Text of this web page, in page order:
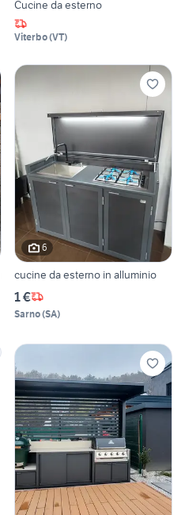
Cucine da esterno
Viterbo(VT)
6
cucine da esterno in alluminio
1 €
Sarno(SA)